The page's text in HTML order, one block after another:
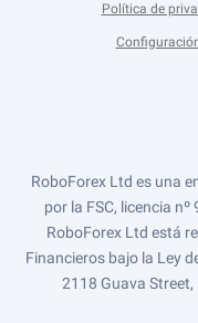
Política de
RoboForex Ltd es una
por la FSC, licencia
RoboForex Ltd está
Financieros bajo la Ley
2118 Guava Street,